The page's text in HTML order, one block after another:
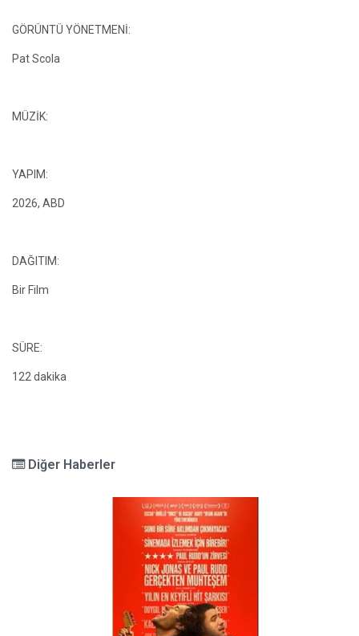
GÖRÜNTÜ YÖNETMENİ:
Pat Scola
MÜZİK:
YAPIM:
2026, ABD
DAĞITIM:
Bir Film
SÜRE:
122 dakika
Diğer Haberler